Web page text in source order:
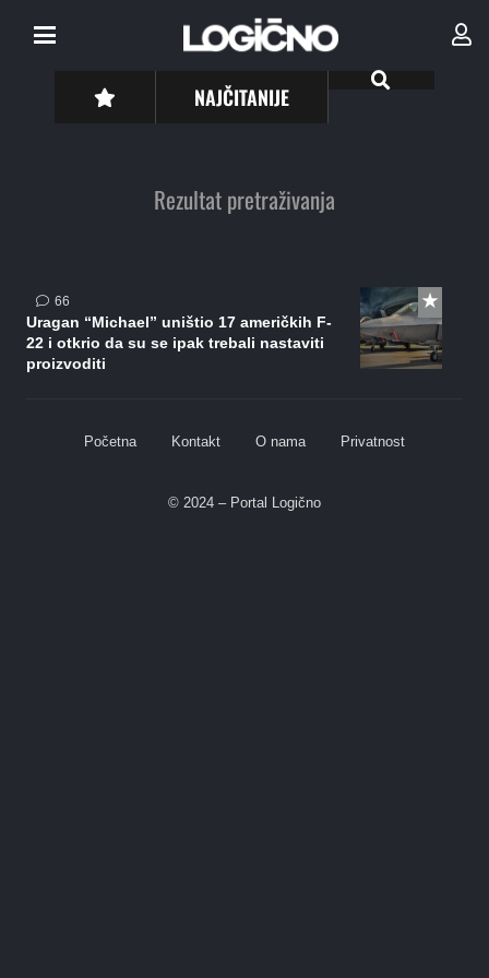
NAJČITANIJE
Rezultat pretraživanja
66komentara
Uragan “Michael” uništio 17 američkih F-
22 i otkrio da su se ipak trebali nastaviti
proizvoditi
Početna Kontakt O nama Privatnost
© 2024 – Portal Logično